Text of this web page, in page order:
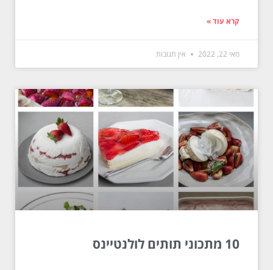
קרא עוד »
מאי 22, 2022 אין תגובות
10 מתכוני תותים לולנטיינס